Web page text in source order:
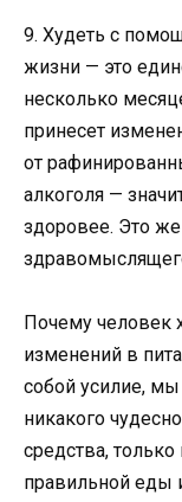
9. Худеть с
жизни — это
несколько
принесет
от
алкоголя —
здоровее. Это
Почему человек
изменений в
собой усилие,
никакого
средства,
правильной еды